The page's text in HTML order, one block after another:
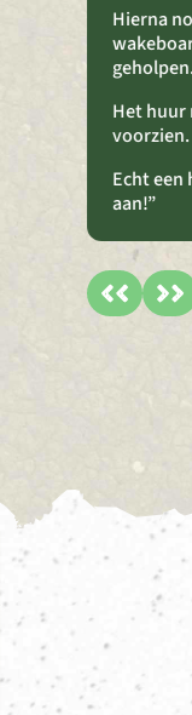
Hierna
Het huur
voorzien.
Echt een
aan!”